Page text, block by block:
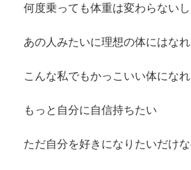
何度乗っても体重は変わらないし
あの人みたいに理想の体にはな
こんな私でもかっこいい体になれ
もっと自分に自信持ちたい
ただ自分を好きになりたいだけ